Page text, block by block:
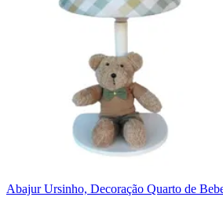
Abajur Ursinho, Decoração Quarto de